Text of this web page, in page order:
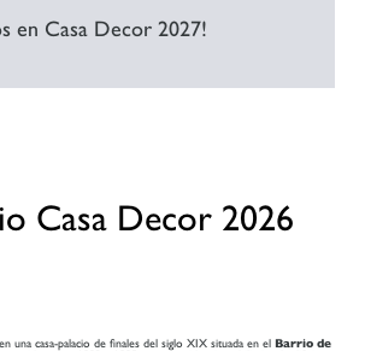
en Casa Decor 2027!
Casa Decor 2026
una casa-palacio de finales del siglo XIX situada en el Barrio de